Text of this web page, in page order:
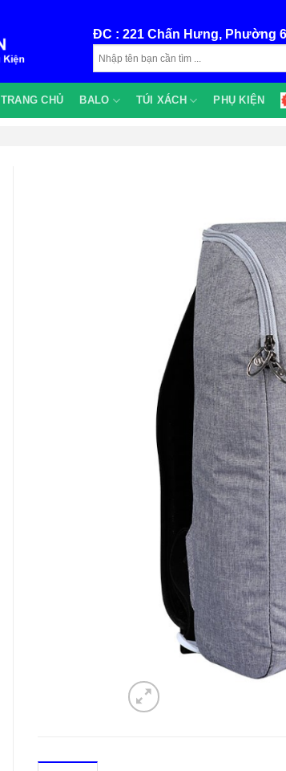
ĐC : 221 Chấn Hưng, Phường
TRANG CHỦ BALO TÚI XÁCH PHỤ KIỆN